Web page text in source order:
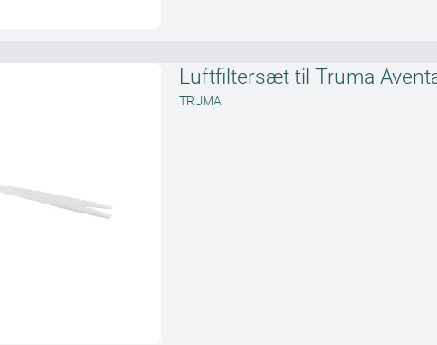
Luftfiltersæt til Truma
TRUMA